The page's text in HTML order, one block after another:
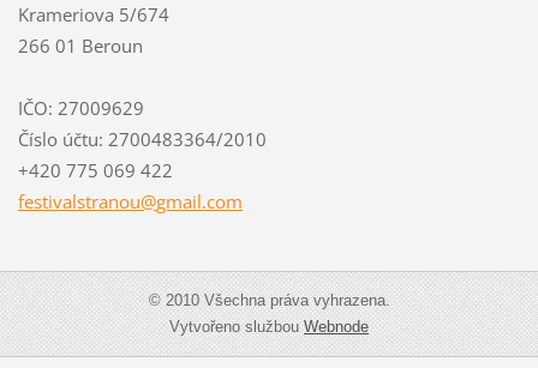
Krameriova 5/674
266 01 Beroun
IČO: 27009629
Číslo účtu: 2700483364/2010
+420 775 069 422
festivalstranou@gmail.com
© 2010 Všechna práva vyhrazena.
Vytvořeno službouWebnode